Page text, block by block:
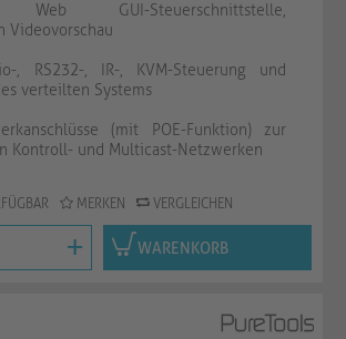
Web GUI-Steuerschnittstelle,
Videovorschau
, RS232-, IR-, KVM-Steuerung und
verteilten Systems
(mit POE-Funktion) zur
Kontroll- und Multicast-Netzwerken
MERKEN VERGLEICHEN
+ WARENKORB